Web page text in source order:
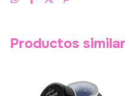
Productos